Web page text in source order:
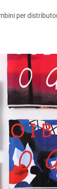
per